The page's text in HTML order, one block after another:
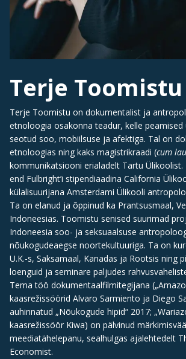
Terje Toomistu
Terje Toomistu on dokumentalist ja
etnoloogia osakonna teadur, kelle peamised
seotud soo, mobiilsuse ja afektiga. Tal on
etnoloogias ning kaks magistrikraadi (cum
kommunikatsiooni erialadelt Tartu Ülikoolist.
end Fulbright’i stipendiaadina California
külalisuurijana Amsterdami Ülikooli
Ta on elanud ja õppinud ka Prantsusmaal,
Indoneesias. Toomistu senised suurimad
Indoneesia soo- ja seksuaalsuse
nõukogudeaegse noortekultuuriga. Ta on
U.K.-s, Saksamaal, Kanadas ja Rootsis ning
loenguid ja seminare paljudes
Tema töö dokumentaalfilmitegijana
kaasrežissöörid Alvaro Sarmiento ja Diego
auhinnatud „Nõukogude hipid“ 2017;
kaasrežissöör Kiwa) on pälvinud
meediatähelepanu, sealhulgas ajalehtedelt
Economist.